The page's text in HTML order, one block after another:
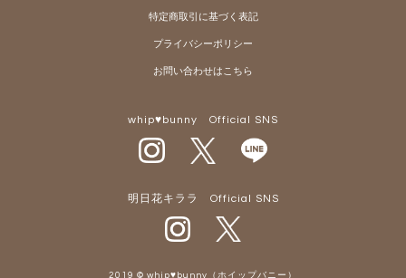
特定商取引に基づく表記
プライバシーポリシー
お問い合わせはこちら
whip♥bunny Official SNS
明日花キララ Official SNS
2019 © whip♥bunny（ホイップバニー）